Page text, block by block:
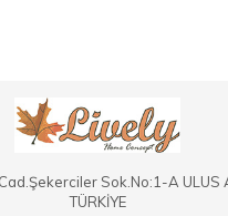
Sok.No:1-A ULUS
TÜRKİYE